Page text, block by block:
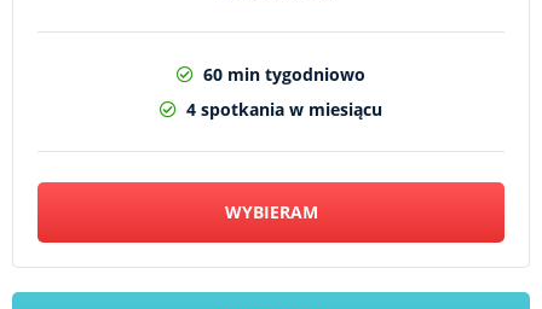
60 min tygodniowo
4 spotkania w miesiącu
WYBIERAM